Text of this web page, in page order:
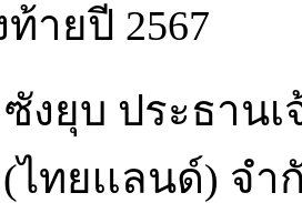
ายปี 2567
งยุบ ประธาน
(ไทยเเลนด์)